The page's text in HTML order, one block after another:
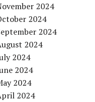
2024
2024
2024
2024
2024
2024
2024
2024